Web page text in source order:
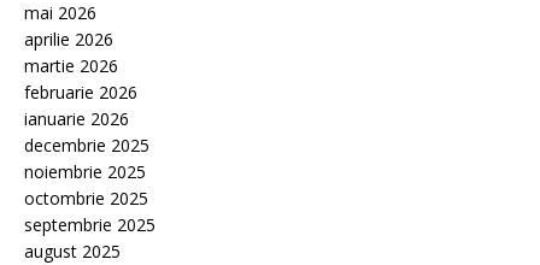
mai 2026
aprilie 2026
martie 2026
februarie 2026
ianuarie 2026
decembrie 2025
noiembrie 2025
octombrie 2025
septembrie 2025
august 2025